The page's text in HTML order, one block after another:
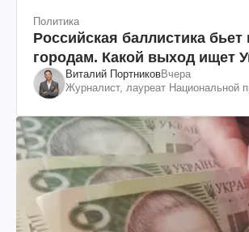
Политика
Российская баллистика бьет
городам. Какой выход ищет
Виталий ПортниковВчера
Журналист, лауреат Национальной